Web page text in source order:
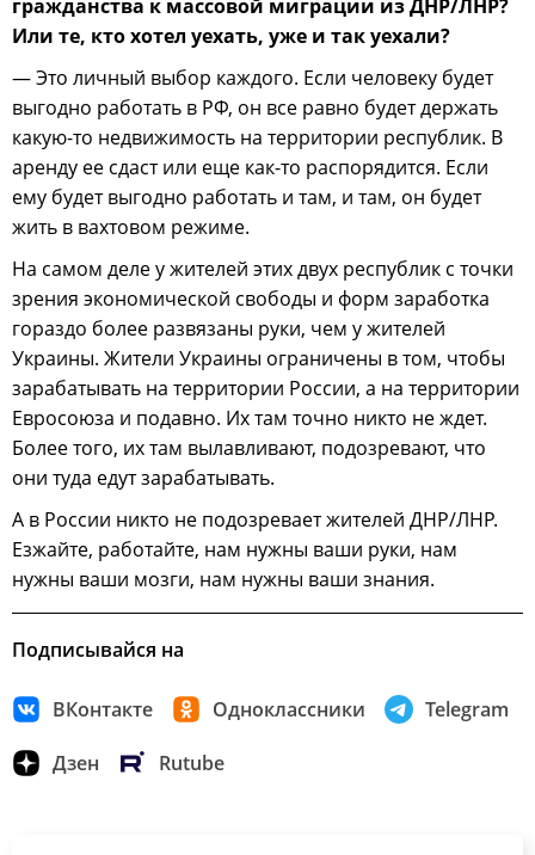
гражданства к массовой миграции из ДНР/ЛНР?
Или те, кто хотел уехать, уже и так уехали?
— Это личный выбор каждого. Если человеку будет
выгодно работать в РФ, он все равно будет держать
какую-то недвижимость на территории республик. В
аренду ее сдаст или еще как-то распорядится. Если
ему будет выгодно работать и там, и там, он будет
жить в вахтовом режиме.
На самом деле у жителей этих двух республик с точки
зрения экономической свободы и форм заработка
гораздо более развязаны руки, чем у жителей
Украины. Жители Украины ограничены в том, чтобы
зарабатывать на территории России, а на территории
Евросоюза и подавно. Их там точно никто не ждет.
Более того, их там вылавливают, подозревают, что
они туда едут зарабатывать.
А в России никто не подозревает жителей ДНР/ЛНР.
Езжайте, работайте, нам нужны ваши руки, нам
нужны ваши мозги, нам нужны ваши знания.
Подписывайся на
ВКонтакте Одноклассники Telegram
Дзен Rutube